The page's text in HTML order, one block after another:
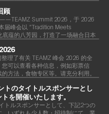
顾
Summit 2026，于 2026
届峰会以 “Tradition Meets
蕴的八芳园，打造了一场融合日本
理了有关 TEAMZ 峰会 2026 的全
可以查看各种信息，例如彩票信
方法，食物专区等。请充分利用。
のタイトルスポンサーとし
を開催いたします。
トルスポンサーとして、下記2つの
いずれも少人数・招待制にて、業